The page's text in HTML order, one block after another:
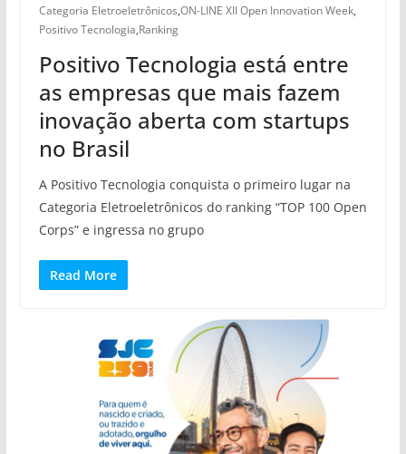
Categoria Eletroeletrônicos,ON-LINE XII Open Innovation Week,
Positivo Tecnologia,Ranking
Positivo Tecnologia está entre
as empresas que mais fazem
inovação aberta com startups
no Brasil
A Positivo Tecnologia conquista o primeiro lugar na
Categoria Eletroeletrônicos do ranking “TOP 100 Open
Corps” e ingressa no grupo
Read More